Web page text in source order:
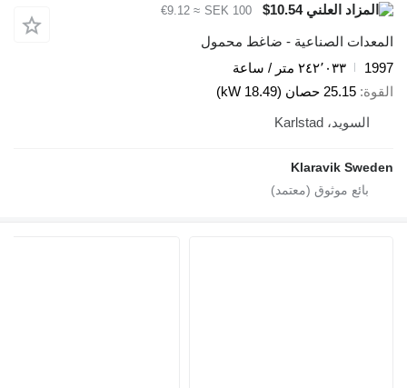
$10.54
SEK 100
≈ €9.12
المعدات الصناعية - ضاغط محمول
1997
٢٤٢٬٠٣٣ متر / ساعة
القوة 25.15 حصان (18.49 kW)
السويد، Karlstad
Klaravik Sweden